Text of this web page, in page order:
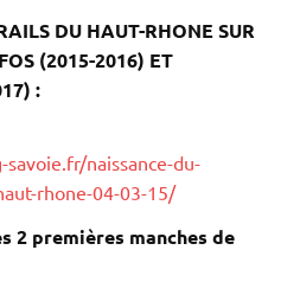
DU HAUT-RHONE SUR
(2015-2016) ET
:
naissance-du-
rhone-04-03-15/
2 premières manches de